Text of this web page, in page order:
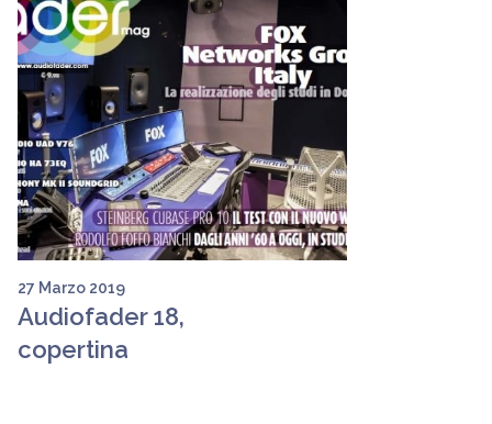
27 Marzo 2019
Audiofader 18,
copertina